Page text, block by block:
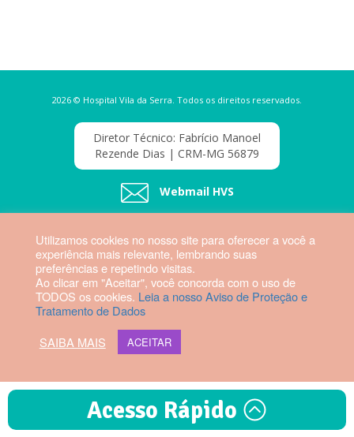
Utilizamos cookies no nosso site para oferecer a você a
experiência mais relevante, lembrando suas
preferências e repetindo visitas.
Ao clicar em "Aceitar", você concorda com o uso de
TODOS os cookies. Leia a nosso Aviso de Proteção e
Tratamento de Dados
SAIBA MAIS
ACEITAR
2026 © Hospital Vila da Serra. Todos os direitos reservados.
Diretor Técnico: Fabrício Manoel
Rezende Dias | CRM-MG 56879
Webmail HVS
Acesso Rápido